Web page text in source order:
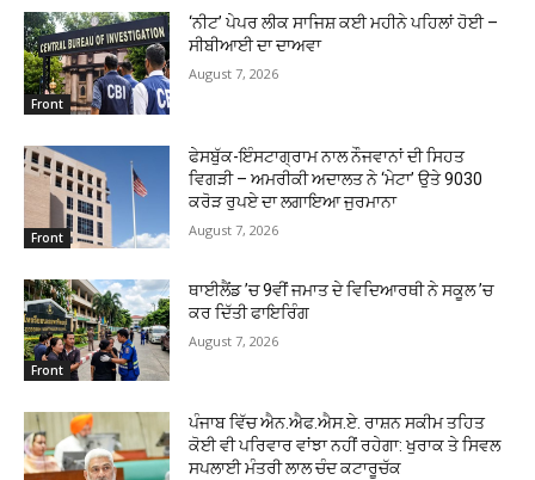
Front
‘ਨੀਟ’ ਪੇਪਰ ਲੀਕ ਸਾਜਿਸ਼ ਕਈ ਮਹੀਨੇ ਪਹਿਲਾਂ ਹੋਈ –
ਸੀਬੀਆਈ ਦਾ ਦਾਅਵਾ
August 7, 2026
Front
ਫੇਸਬੁੱਕ-ਇੰਸਟਾਗ੍ਰਾਮ ਨਾਲ ਨੌਜਵਾਨਾਂ ਦੀ ਸਿਹਤ
ਵਿਗੜੀ – ਅਮਰੀਕੀ ਅਦਾਲਤ ਨੇ ‘ਮੇਟਾ’ ਉਤੇ 9030
ਕਰੋੜ ਰੁਪਏ ਦਾ ਲਗਾਇਆ ਜੁਰਮਾਨਾ
August 7, 2026
Front
ਥਾਈਲੈਂਡ ’ਚ 9ਵੀਂ ਜਮਾਤ ਦੇ ਵਿਦਿਆਰਥੀ ਨੇ ਸਕੂਲ ’ਚ
ਕਰ ਦਿੱਤੀ ਫਾਇਰਿੰਗ
August 7, 2026
ਪੰਜਾਬ ਵਿੱਚ ਐਨ.ਐਫ.ਐਸ.ਏ. ਰਾਸ਼ਨ ਸਕੀਮ ਤਹਿਤ
ਕੋਈ ਵੀ ਪਰਿਵਾਰ ਵਾਂਝਾ ਨਹੀਂ ਰਹੇਗਾ: ਖੁਰਾਕ ਤੇ ਸਿਵਲ
ਸਪਲਾਈ ਮੰਤਰੀ ਲਾਲ ਚੰਦ ਕਟਾਰੂਚੱਕ